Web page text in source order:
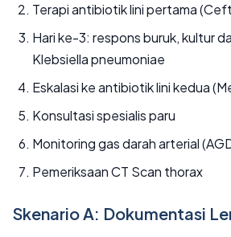
Terapi antibiotik lini pertama
Hari ke-3: respons buruk, kultur
Klebsiella pneumoniae
Eskalasi ke antibiotik lini kedua
Konsultasi spesialis paru
Monitoring gas darah arterial
Pemeriksaan CT Scan thorax
Skenario A: Dokumentasi